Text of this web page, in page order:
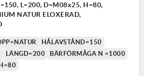
L=200, D=M08x25, H=80,
NATUR ELOXERAD,
HÅLAVSTÅND=150
LÄNGD=200
BÄRFÖRMÅGA N =1000
H=80